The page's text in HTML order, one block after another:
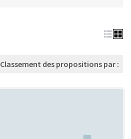
Classement des propositions par :